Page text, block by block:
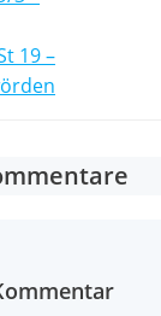
19 –